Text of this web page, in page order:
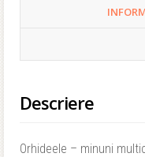
Descriere
Orhideele – minuni